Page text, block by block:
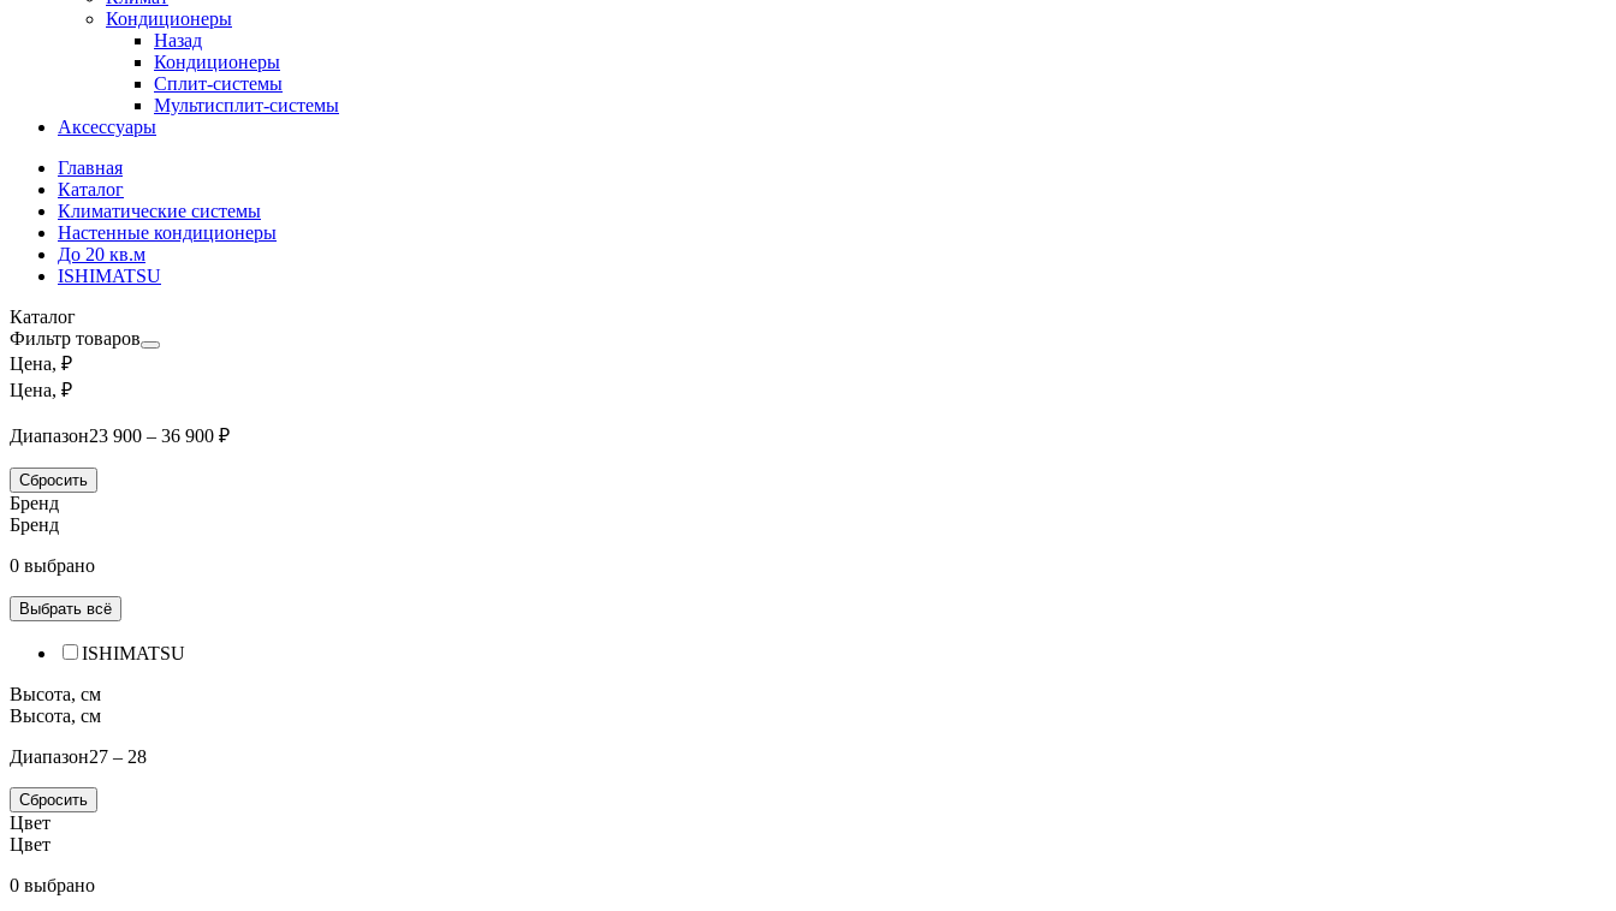
Кондиционеры
Назад
Кондиционеры
Сплит-системы
Мультисплит-системы
Аксессуары
Главная
Каталог
Климатические системы
Настенные кондиционеры
До 20 кв.м
ISHIMATSU
Каталог
Фильтр товаров
Цена, ₽
Цена, ₽
Диапазон23 900 – 36 900 ₽
Сбросить
Бренд
Бренд
0 выбрано
Выбрать всё
ISHIMATSU
Высота, см
Высота, см
Диапазон27 – 28
Сбросить
Цвет
Цвет
0 выбрано